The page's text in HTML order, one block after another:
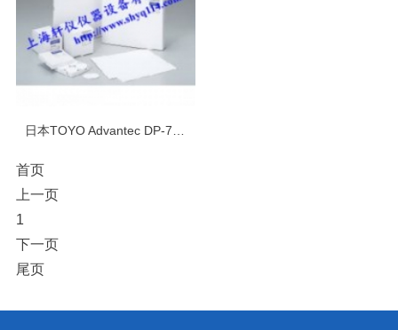
日本TOYO Advantec DP-70玻璃纤维滤纸
首页
上一页
1
下一页
尾页